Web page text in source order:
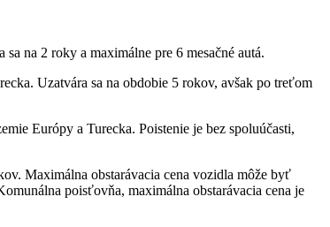
na 2 roky a maximálne pre 6 mesačné autá.
Uzatvára sa na obdobie 5 rokov, avšak po treťom
Európy a Turecka. Poistenie je bez spoluúčasti,
Maximálna obstarávacia cena vozidla môže byť
poisťovňa, maximálna obstarávacia cena je